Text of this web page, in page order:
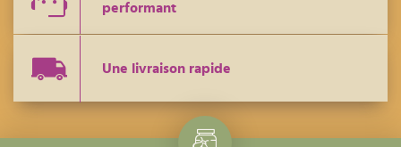
performant
Une livraison rapide